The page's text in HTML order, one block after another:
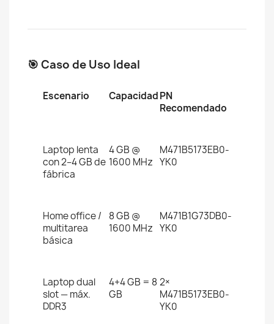
🎯 Caso de Uso Ideal
Escenario CapacidadPN
Recomendado
Laptop lenta
con 2–4 GB de
fábrica
4 GB @
1600 MHz
M471B5173EB0-
YK0
Home office /
multitarea
básica
8 GB @
1600 MHz
M471B1G73DB0-
YK0
Laptop dual
slot — máx.
DDR3
4+4 GB = 8
GB
2×
M471B5173EB0-
YK0